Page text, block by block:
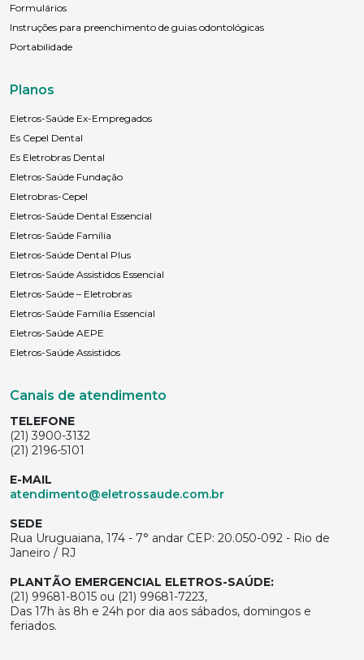
Formulários
Instruções para preenchimento de guias odontológicas
Portabilidade
Planos
Eletros-Saúde Ex-Empregados
Es Cepel Dental
Es Eletrobras Dental
Eletros-Saúde Fundação
Eletrobras-Cepel
Eletros-Saúde Dental Essencial
Eletros-Saúde Família
Eletros-Saúde Dental Plus
Eletros-Saúde Assistidos Essencial
Eletros-Saúde – Eletrobras
Eletros-Saúde Família Essencial
Eletros-Saúde AEPE
Eletros-Saúde Assistidos
Canais de atendimento
TELEFONE
(21) 3900-3132
(21) 2196-5101
E-MAIL
atendimento@eletrossaude.com.br
SEDE
Rua Uruguaiana, 174 - 7° andar CEP: 20.050-092 - Rio de
Janeiro / RJ
PLANTÃO EMERGENCIAL ELETROS-SAÚDE:
(21) 99681-8015 ou (21) 99681-7223,
Das 17h às 8h e 24h por dia aos sábados, domingos e
feriados.